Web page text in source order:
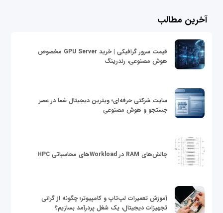
آخرین مطالب
قیمت سرور گرافیکی | خرید GPU Server مخصوص
هوش مصنوعی، رندرینگ
سایت شرکتی حرفه‌ای؛ ویترین دیجیتال شما در عصر
جستجو و هوش مصنوعی
چالش‌های RAM در Workloadهای محاسباتی HPC
آموزش تعمیرات لپ‌تاپ و کامپیوتر؛ چگونه از گرانی
تجهیزات دیجیتال، یک شغل پردرآمد بسازیم؟